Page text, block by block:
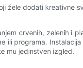
žele dodati kreativne
crvenih, zelenih i
ili programa.
mu jedinstven izgled.